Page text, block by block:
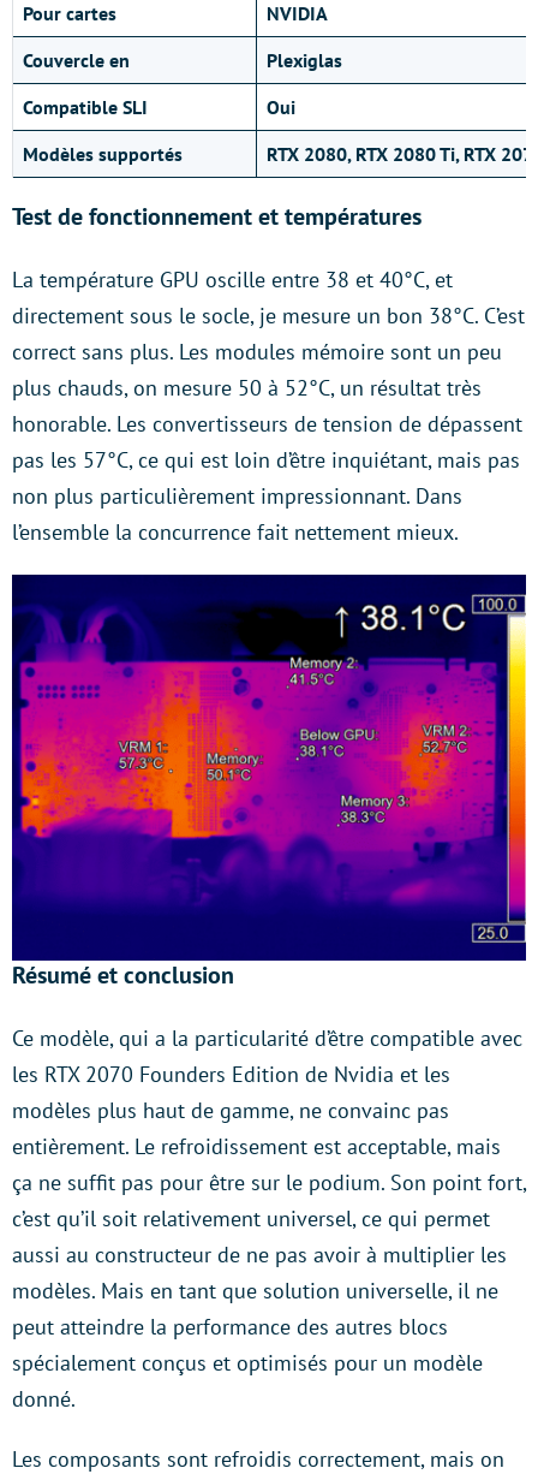
Pour cartes
NVIDIA
Couvercle en
Plexiglas
Compatible SLI
Oui
Modèles supportés
RTX 2080, RTX 2080 Ti, RTX
Test de fonctionnement et températures
La température GPU oscille entre 38 et 40°C, et
directement sous le socle, je mesure un bon 38°C. C’est
correct sans plus. Les modules mémoire sont un peu
plus chauds, on mesure 50 à 52°C, un résultat très
honorable. Les convertisseurs de tension de dépassent
pas les 57°C, ce qui est loin d’être inquiétant, mais pas
non plus particulièrement impressionnant. Dans
l’ensemble la concurrence fait nettement mieux.
Résumé et conclusion
Ce modèle, qui a la particularité d’être compatible avec
les RTX 2070 Founders Edition de Nvidia et les
modèles plus haut de gamme, ne convainc pas
entièrement. Le refroidissement est acceptable, mais
ça ne suffit pas pour être sur le podium. Son point fort,
c’est qu’il soit relativement universel, ce qui permet
aussi au constructeur de ne pas avoir à multiplier les
modèles. Mais en tant que solution universelle, il ne
peut atteindre la performance des autres blocs
spécialement conçus et optimisés pour un modèle
donné.
Les composants sont refroidis correctement, mais on